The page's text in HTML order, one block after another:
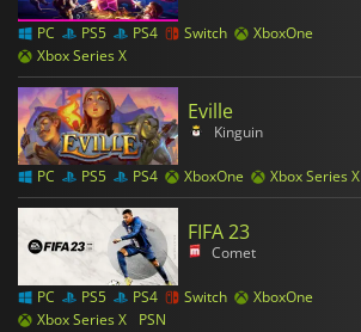
PC PS5 PS4 Switch
XboxOne
Xbox Series X
Eville
Kinguin
PC PS5 PS4 XboxOne Xbox Series X
FIFA 23
Comet
PC PS5 PS4 Switch
XboxOne
Xbox Series X
PSN